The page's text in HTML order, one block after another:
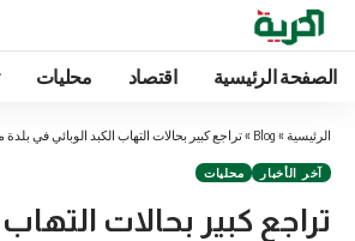
الصفحة الرئيسية اقتصاد محليات
الرئيسية »
Blog
»تراجع كبير بحالات التهاب الكبد الوبائي في
آخر الأخبار محليات
تراجع كبير بحالات التهاب